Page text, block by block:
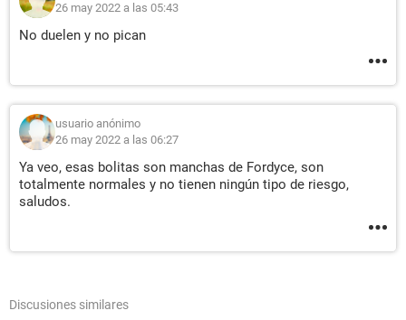
26 may 2022 a las 05:43
No duelen y no pican
usuario anónimo
26 may 2022 a las 06:27
Ya veo, esas bolitas son manchas de Fordyce, son
totalmente normales y no tienen ningún tipo de riesgo,
saludos.
Discusiones similares